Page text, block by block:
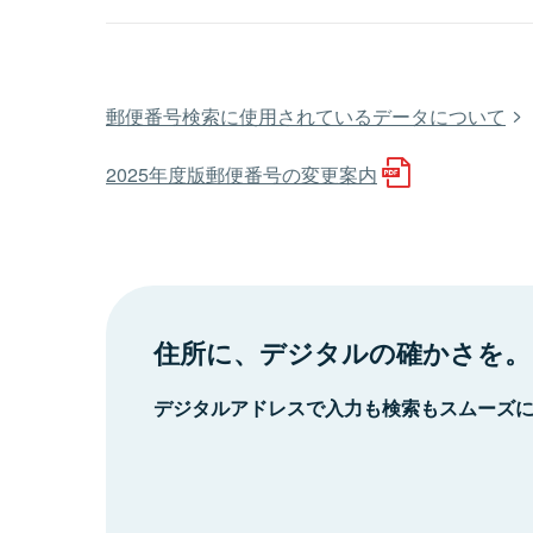
郵便番号検索に使用されているデータについて
2025年度版郵便番号の変更案内
住所に、デジタルの確かさを。
デジタルアドレスで入力も検索もスムーズ